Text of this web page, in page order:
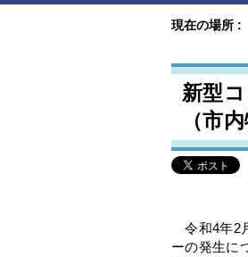
現在の場所 :
新型
（市
令和4年2
ーの発生に